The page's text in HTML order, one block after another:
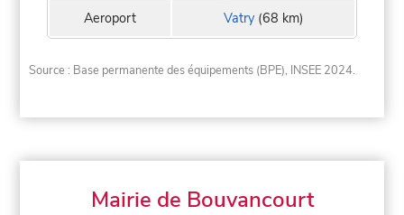
Aeroport Vatry(68 km)
Source : Base permanente des équipements (BPE), INSEE 2024.
Mairie de Bouvancourt